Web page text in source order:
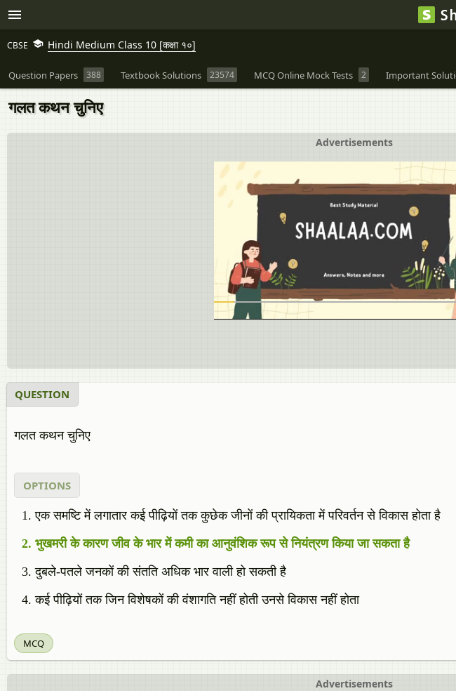
CBSE Hindi Medium Class 10 [कक्षा १०]
Question Papers 388 Textbook Solutions 23574 MCQ Online Mock Tests 2 Important
गलत कथन चुनिए
Advertisements
QUESTION
गलत कथन चुनिए
OPTIONS
एक समष्टि में लगातार कई पीढ़ियों तक कुछेक जीनों की प्रायिकता में परिवर्तन से विकास होता है
भुखमरी के कारण जीव के भार में कमी का आनुवंशिक रूप से नियंत्रण किया जा सकता है
दुबले-पतले जनकों की संतति अधिक भार वाली हो सकती है
कई पीढ़ियों तक जिन विशेषकों की वंशागति नहीं होती उनसे विकास नहीं होता
MCQ
Advertisements